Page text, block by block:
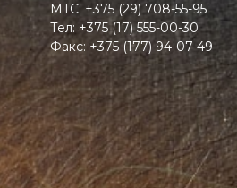
MTC: +375 (29) 708-55-95
Тел: +375 (17) 555-00-30
Факс: +375 (177) 94-07-49